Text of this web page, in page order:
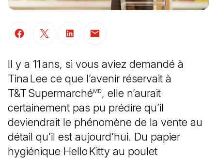
Il y a 11 ans, si vous aviez demandé à
Tina Lee ce que l’avenir réservait à
T&T SupermarchéMD , elle n’aurait
certainement pas pu prédire qu’il
deviendrait le phénomène de la vente au
détail qu’il est aujourd’hui. Du papier
hygiénique Hello Kitty au poulet